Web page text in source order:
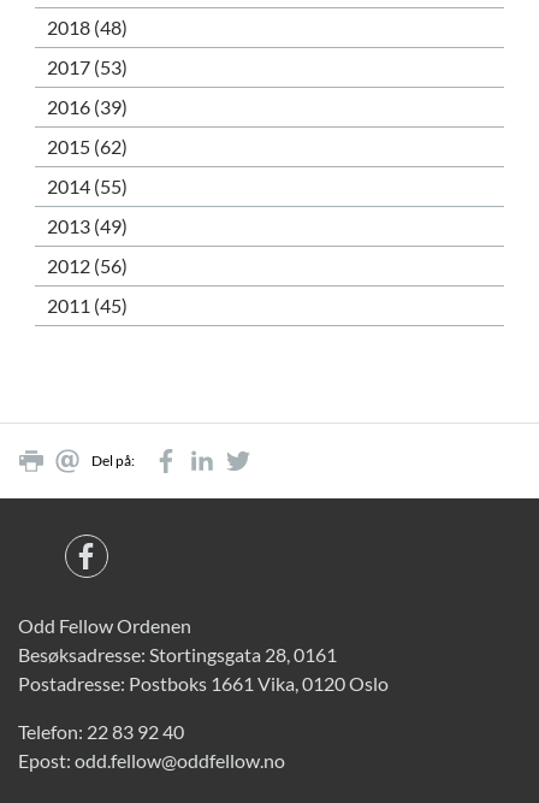
2018 (48)
2017 (53)
2016 (39)
2015 (62)
2014 (55)
2013 (49)
2012 (56)
2011 (45)
Del på:
Odd Fellow Ordenen
Besøksadresse: Stortingsgata 28, 0161
Postadresse: Postboks 1661 Vika, 0120 Oslo
Telefon: 22 83 92 40
Epost: odd.fellow@oddfellow.no